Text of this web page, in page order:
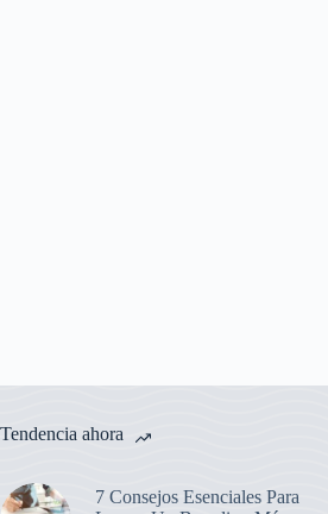
Tendencia ahora
7 Consejos Esenciales Para